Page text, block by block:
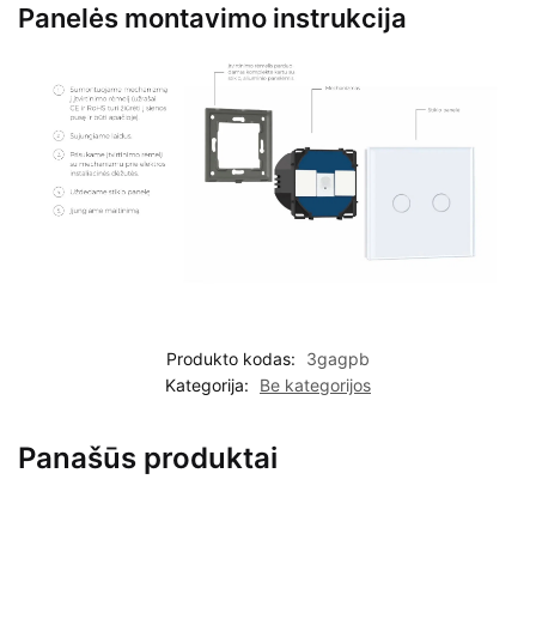
Panelės montavimo instrukcija
Produkto kodas:
3gagpb
Kategorija:
Be kategorijos
Panašūs produktai